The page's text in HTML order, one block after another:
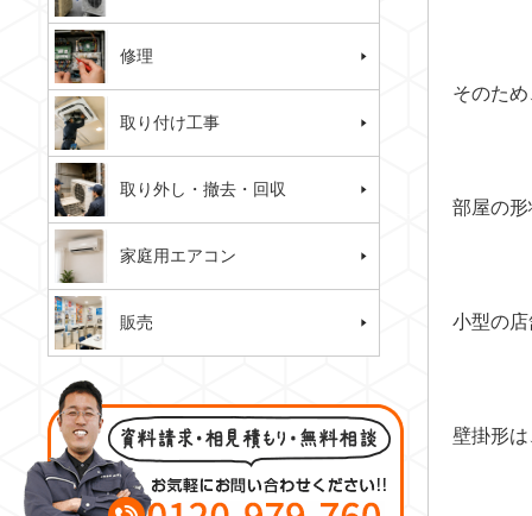
そのた
部屋の
小型の
壁掛形
修理
取り付け工事
取り外し・撤去・回収
家庭用エアコン
販売